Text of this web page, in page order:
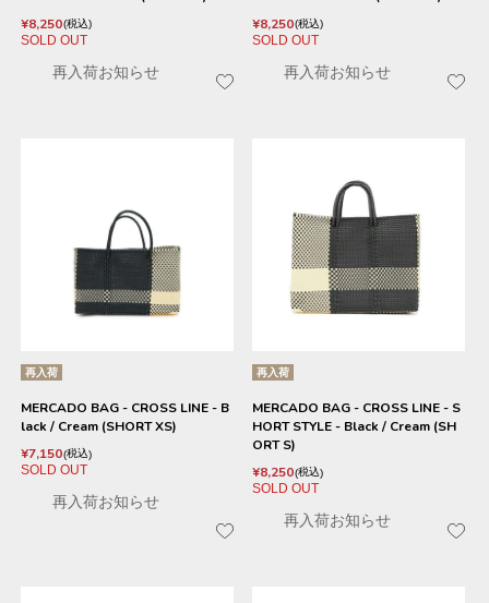
¥8,250 税込
SOLD OUT
再入荷お知らせ
¥8,250 税込
SOLD OUT
再入荷お知らせ
再入荷
MERCADO BAG - CROSS LINE - B
lack / Cream (SHORT XS)
¥7,150 税込
SOLD OUT
再入荷お知らせ
再入荷
MERCADO BAG - CROSS LINE - S
HORT STYLE - Black / Cream (SH
ORT S)
¥8,250 税込
SOLD OUT
再入荷お知らせ